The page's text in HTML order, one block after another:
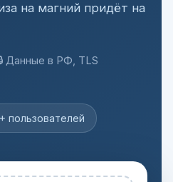
на магний придёт на
Данные в РФ, TLS
пользователей